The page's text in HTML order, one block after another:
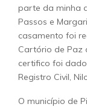
parte da minha
Passos e
casamento foi
Cartório de Paz
certifico foi
Registro Civil,
O município de